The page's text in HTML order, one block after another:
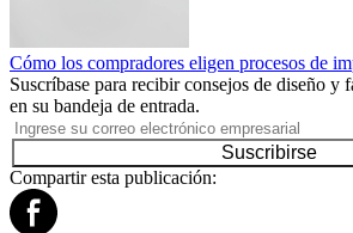
Cómo los compradores eligen procesos de
Suscríbase para recibir consejos de diseño y
en su bandeja de entrada.
Suscribirse
Compartir esta publicación: